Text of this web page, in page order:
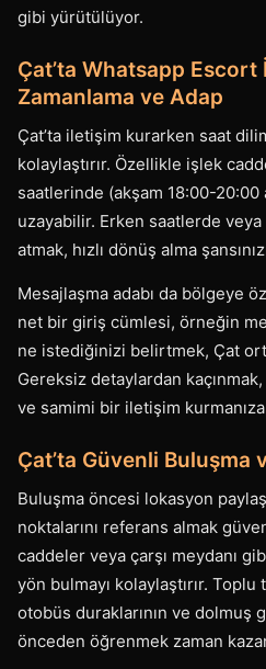
gibi yürütülüyor.
Çat’ta Whatsapp
Zamanlama ve Adap
Çat’ta iletişim kurarken saat
kolaylaştırır. Özellikle işlek
saatlerinde (akşam 18:00-20:00
uzayabilir. Erken saatlerde veya
atmak, hızlı dönüş alma
Mesajlaşma adabı da bölgeye
net bir giriş cümlesi, örneğin
ne istediğinizi belirtmek, Çat
Gereksiz detaylardan kaçınmak,
ve samimi bir iletişim kurmanıza
Çat’ta Güvenli Buluşma
Buluşma öncesi lokasyon
noktalarını referans almak
caddeler veya çarşı meydanı
yön bulmayı kolaylaştırır. Toplu
otobüs duraklarının ve dolmuş
önceden öğrenmek zaman